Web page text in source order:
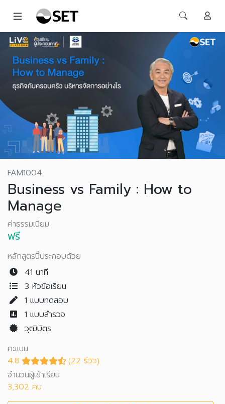
FAM1004
Business vs Family : How to
Manage
ค่าธรรมเนียม
ฟรี
หลักสูตรนี้ประกอบด้วย
41 นาที
3 หัวข้อเรียน
1 แบบทดสอบ
1 แบบสำรวจ
วุฒิบัตร
คะแนน
4.8
(22 รีวิว)
จำนวนผู้เข้าเรียน
3,302 คน